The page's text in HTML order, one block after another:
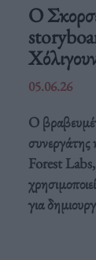
Ο
05.06.26
Ο
Forest Labs,
για